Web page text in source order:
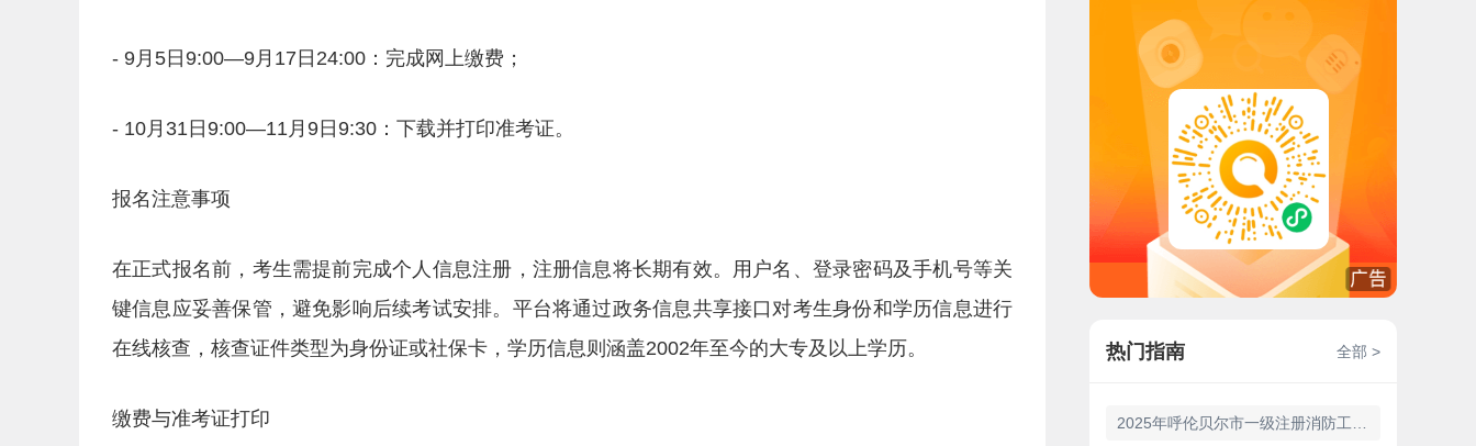
- 9月5日9:00—9月17日24:00：完成网上缴费；
- 10月31日9:00—11月9日9:30：下载并打印准考证。
报名注意事项
在正式报名前，考生需提前完成个人信息注册，注册信息将长期有效。用户名、登录密码及手机号等关
键信息应妥善保管，避免影响后续考试安排。平台将通过政务信息共享接口对考生身份和学历信息进行
在线核查，核查证件类型为身份证或社保卡，学历信息则涵盖2002年至今的大专及以上学历。
缴费与准考证打印
热门指南 全部 >